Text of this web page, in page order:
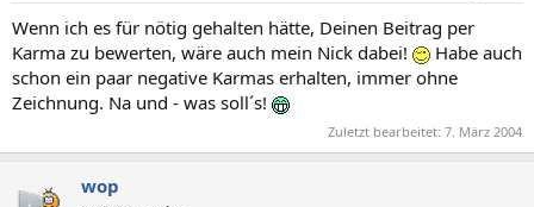
Wenn ich es für nötig gehalten hätte, Deinen Beitrag per
Karma zu bewerten, wäre auch mein Nick dabei!
Habe auch
schon ein paar negative Karmas erhalten, immer ohne
Zeichnung. Na und - was soll´s!
Zuletzt bearbeitet: 7. März 2004
wop